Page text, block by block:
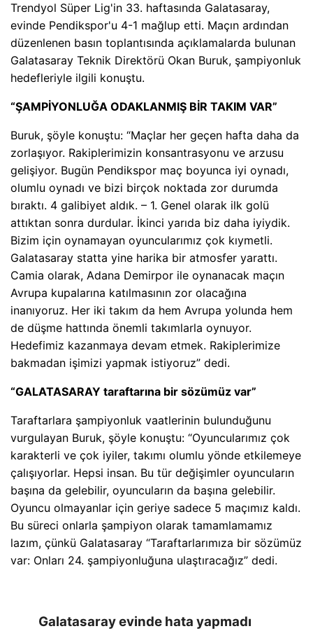
Trendyol Süper Lig'in 33. haftasında Galatasaray,
evinde Pendikspor'u 4-1 mağlup etti. Maçın ardından
düzenlenen basın toplantısında açıklamalarda bulunan
Galatasaray Teknik Direktörü Okan Buruk, şampiyonluk
hedefleriyle ilgili konuştu.
“ŞAMPİYONLUĞA ODAKLANMIŞ BİR TAKIM VAR”
Buruk, şöyle konuştu: “Maçlar her geçen hafta daha da
zorlaşıyor. Rakiplerimizin konsantrasyonu ve arzusu
gelişiyor. Bugün Pendikspor maç boyunca iyi oynadı,
olumlu oynadı ve bizi birçok noktada zor durumda
bıraktı. 4 galibiyet aldık. – 1. Genel olarak ilk golü
attıktan sonra durdular. İkinci yarıda biz daha iyiydik.
Bizim için oynamayan oyuncularımız çok kıymetli.
Galatasaray statta yine harika bir atmosfer yarattı.
Camia olarak, Adana Demirpor ile oynanacak maçın
Avrupa kupalarına katılmasının zor olacağına
inanıyoruz. Her iki takım da hem Avrupa yolunda hem
de düşme hattında önemli takımlarla oynuyor.
Hedefimiz kazanmaya devam etmek. Rakiplerimize
bakmadan işimizi yapmak istiyoruz” dedi.
“GALATASARAY taraftarına bir sözümüz var”
Taraftarlara şampiyonluk vaatlerinin bulunduğunu
vurgulayan Buruk, şöyle konuştu: “Oyuncularımız çok
karakterli ve çok iyiler, takımı olumlu yönde etkilemeye
çalışıyorlar. Hepsi insan. Bu tür değişimler oyuncuların
başına da gelebilir, oyuncuların da başına gelebilir.
Oyuncu olmayanlar için geriye sadece 5 maçımız kaldı.
Bu süreci onlarla şampiyon olarak tamamlamamız
lazım, çünkü Galatasaray “Taraftarlarımıza bir sözümüz
var: Onları 24. şampiyonluğuna ulaştıracağız” dedi.
Galatasaray evinde hata yapmadı